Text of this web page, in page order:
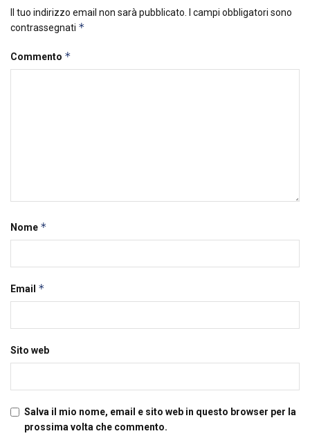
Il tuo indirizzo email non sarà pubblicato.
I campi obbligatori sono
contrassegnati *
Commento *
Nome *
Email *
Sito web
Salva il mio nome, email e sito web in questo browser per la
prossima volta che commento.